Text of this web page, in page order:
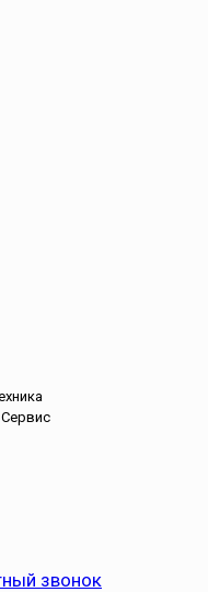
Сервис
звонок